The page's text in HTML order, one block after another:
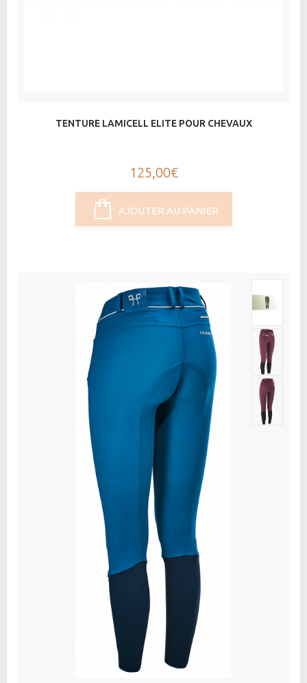
TENTURE LAMICELL ELITE POUR CHEVAUX
125,00€
AJOUTER AU PANIER